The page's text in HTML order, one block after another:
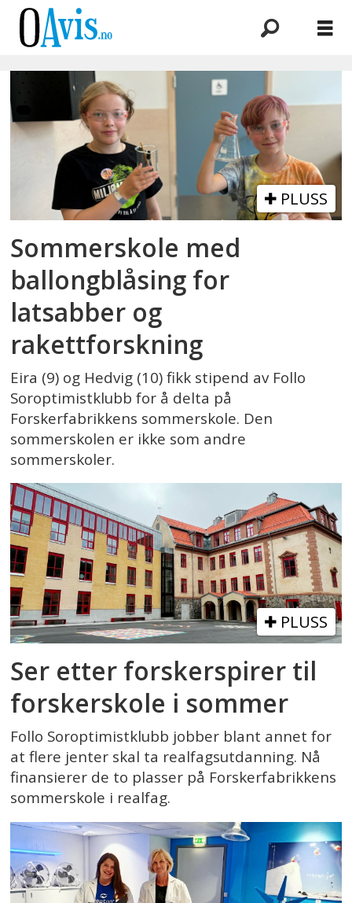
Emne:
realfag
PLUSS
Sommerskole med
ballongblåsing for
latsabber og
rakettforskning
Eira (9) og Hedvig (10) fikk stipend av Follo
Soroptimistklubb for å delta på
Forskerfabrikkens sommerskole. Den
sommerskolen er ikke som andre
sommerskoler.
PLUSS
Ser etter forskerspirer til
forskerskole i sommer
Follo Soroptimistklubb jobber blant annet for
at flere jenter skal ta realfagsutdanning. Nå
finansierer de to plasser på Forskerfabrikkens
sommerskole i realfag.